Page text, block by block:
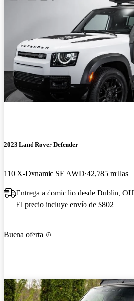
2023 Land Rover Defender
110 X-Dynamic SE AWD 42,785 millas
Entrega a domicilio desde Dublin, OH
El precio incluye envío de $802
Buena oferta